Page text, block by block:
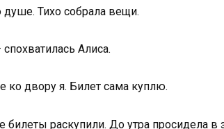
Тихо собрала вещи.
Алиса.
ко двору я. Билет сама куплю.
билеты раскупили. До утра просидела